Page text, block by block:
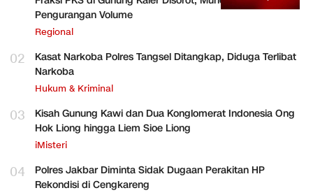
Pengurangan Volume
Regional
02
Kasat Narkoba Polres Tangsel Ditangkap, Diduga Terlibat
Narkoba
Hukum & Kriminal
03
Kisah Gunung Kawi dan Dua Konglomerat Indonesia Ong
Hok Liong hingga Liem Sioe Liong
iMisteri
04
Polres Jakbar Diminta Sidak Dugaan Perakitan HP
Rekondisi di Cengkareng